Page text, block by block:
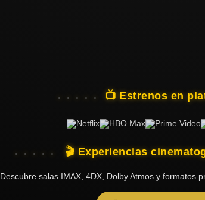
📺 Estrenos en
🎬 Experiencias
Descubre salas IMAX, 4DX, Dolby Atmos y formatos